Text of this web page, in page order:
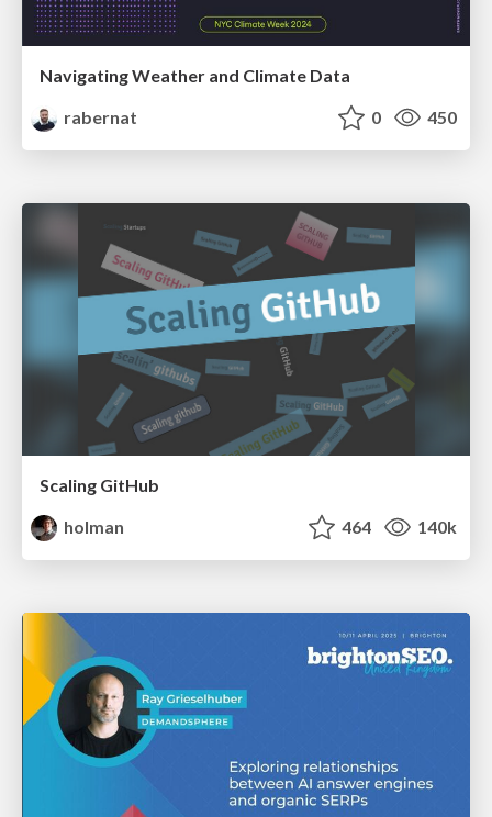
Navigating Weather and Climate Data
rabernat
0 450
Scaling GitHub
holman
464 140k